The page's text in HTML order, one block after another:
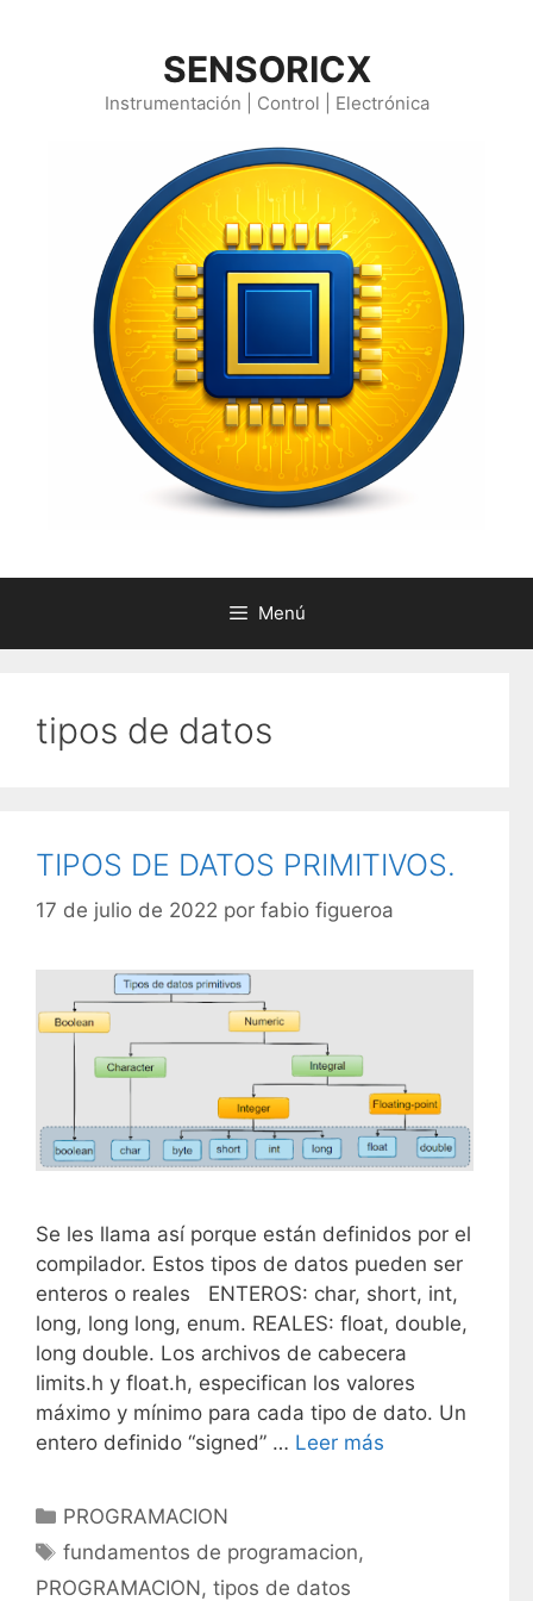
SENSORICX
Instrumentación | Control | Electrónica
Menú
tipos de datos
TIPOS DE DATOS PRIMITIVOS.
17 de julio de 2022 por fabio figueroa
Se les llama así porque están definidos por el
compilador. Estos tipos de datos pueden ser
enteros o reales ENTEROS: char, short, int,
long, long long, enum. REALES: float, double,
long double. Los archivos de cabecera
limits.h y float.h, especifican los valores
máximo y mínimo para cada tipo de dato. Un
entero definido “signed” … Leer más
C
a
PROGRAMACION
E
t
fundamentos de programacion,
PROGRAMACION, tipos de datos